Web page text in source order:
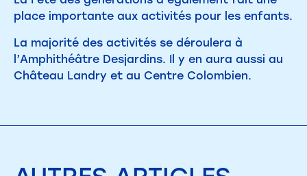
place importante aux activités pour les enfants.
La majorité des activités se déroulera à
l’Amphithéâtre Desjardins. Il y en aura aussi au
Château Landry et au Centre Colombien.